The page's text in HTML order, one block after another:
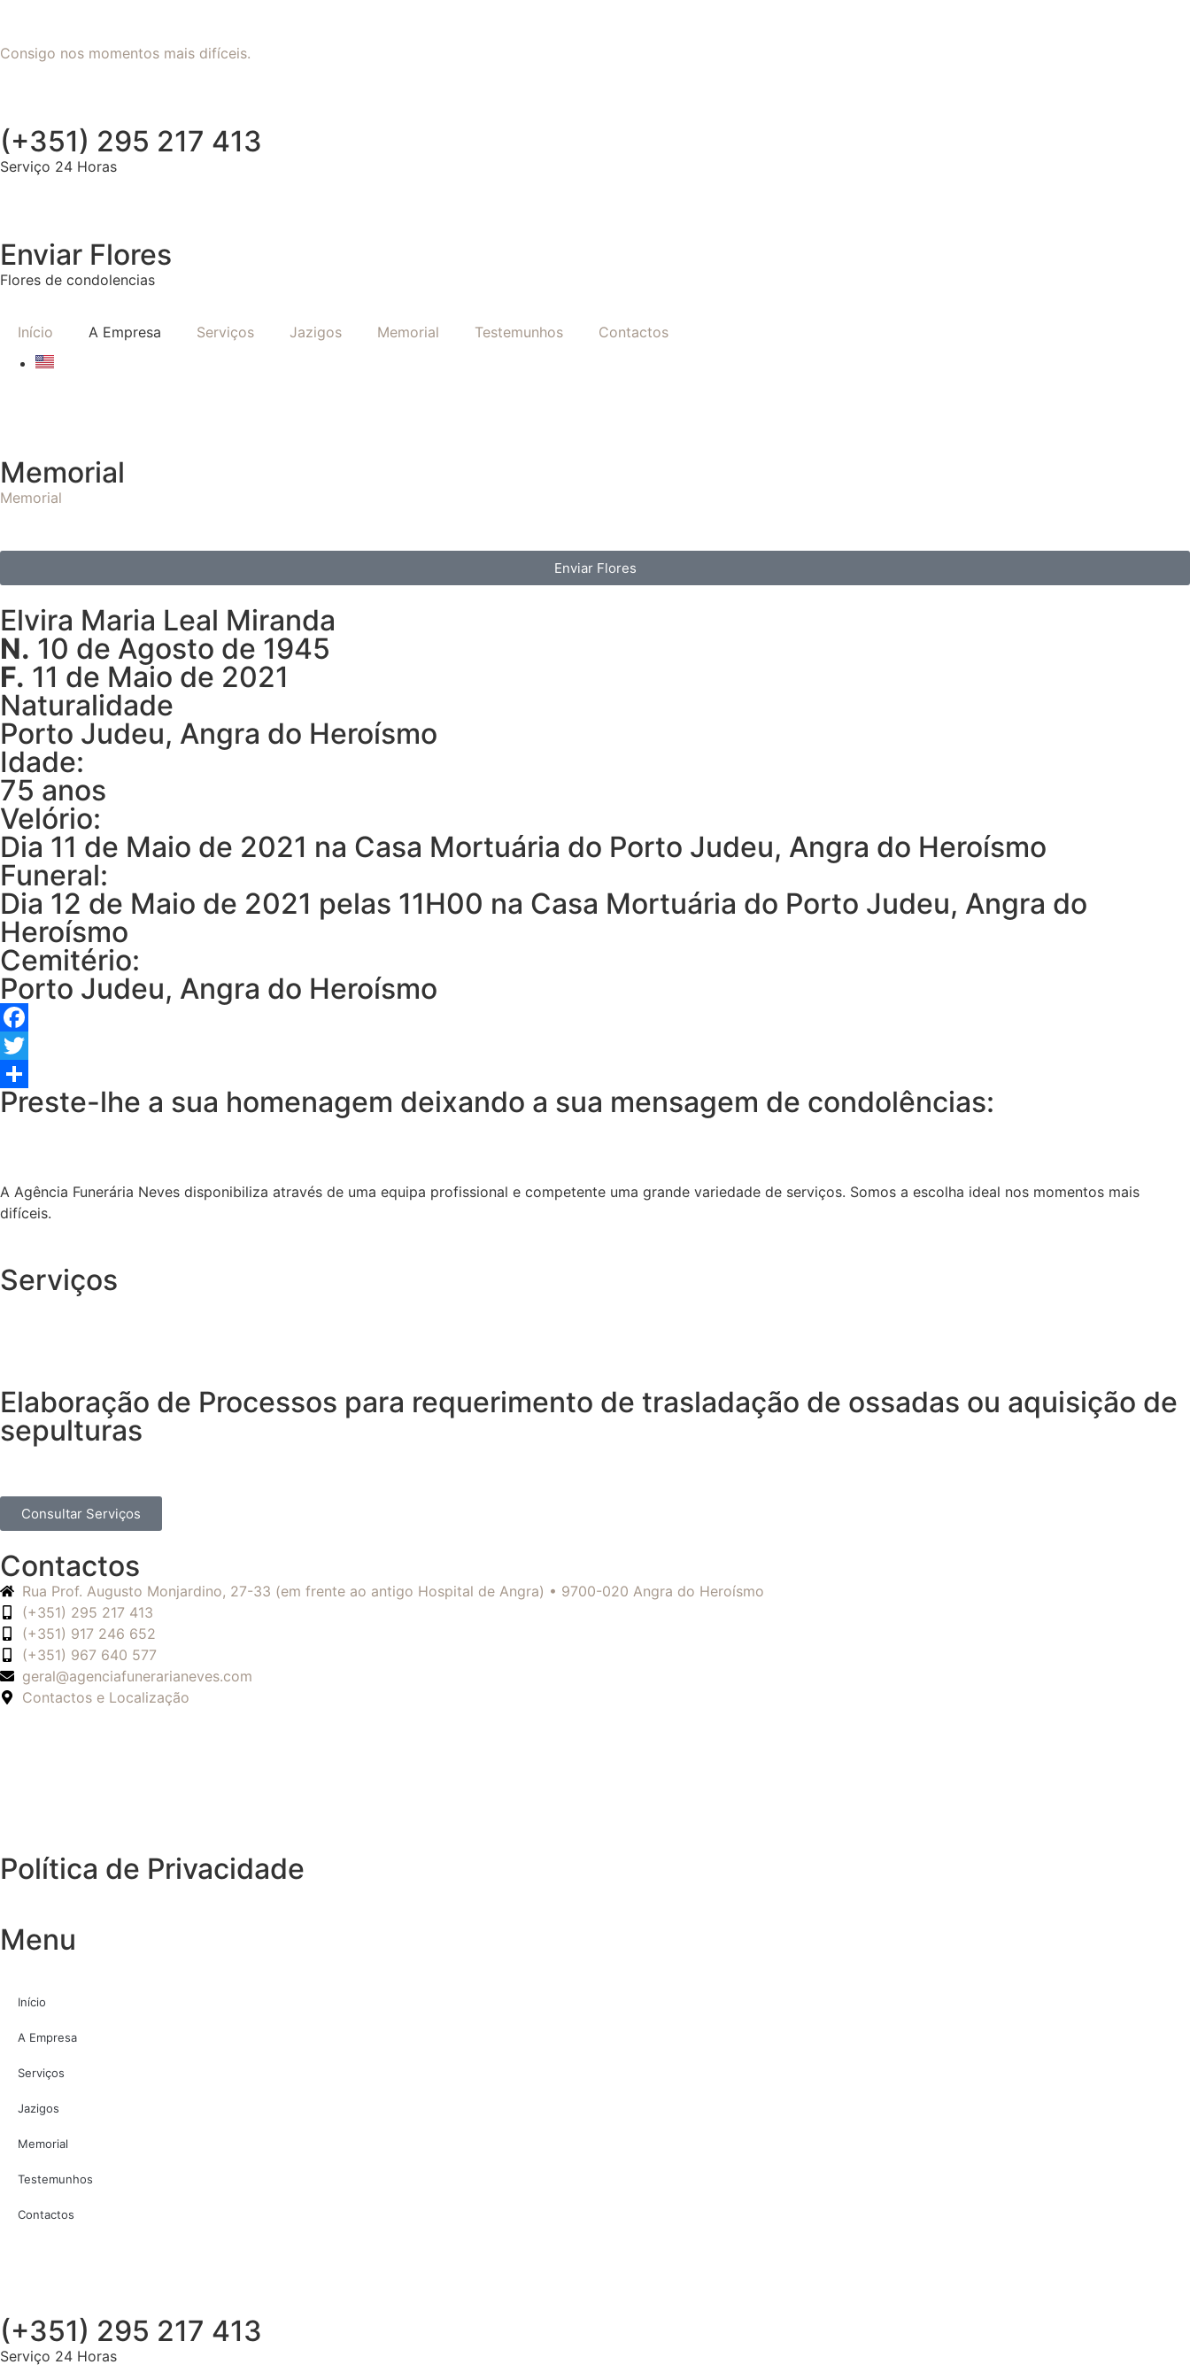
Consigo nos momentos mais difíceis.
(+351) 295 217 413
Serviço 24 Horas
Enviar Flores
Flores de condolencias
Início A Empresa Serviços Jazigos Memorial Testemunhos Contactos
Memorial
Memorial
Enviar Flores
Elvira Maria Leal Miranda
N. 10 de Agosto de 1945
F. 11 de Maio de 2021
Naturalidade
Porto Judeu, Angra do Heroísmo
Idade:
75 anos
Velório:
Dia 11 de Maio de 2021 na Casa Mortuária do Porto Judeu, Angra do Heroísmo
Funeral:
Dia 12 de Maio de 2021 pelas 11H00 na Casa Mortuária do Porto Judeu, Angra do
Heroísmo
Cemitério:
Porto Judeu, Angra do Heroísmo
Facebook
Twitter
Share
Preste-lhe a sua homenagem deixando a sua mensagem de condolências:
A Agência Funerária Neves disponibiliza através de uma equipa profissional e competente uma grande variedade de serviços. Somos a escolha ideal nos momentos mais
difíceis.
Serviços
Elaboração de Processos para requerimento de trasladação de ossadas ou aquisição de
sepulturas
Consultar Serviços
Contactos
Rua Prof. Augusto Monjardino, 27-33 (em frente ao antigo Hospital de Angra) • 9700-020 Angra do Heroísmo
(+351) 295 217 413
(+351) 917 246 652
(+351) 967 640 577
geral@agenciafunerarianeves.com
Contactos e Localização
Política de Privacidade
Menu
Início
A Empresa
Serviços
Jazigos
Memorial
Testemunhos
Contactos
(+351) 295 217 413
Serviço 24 Horas